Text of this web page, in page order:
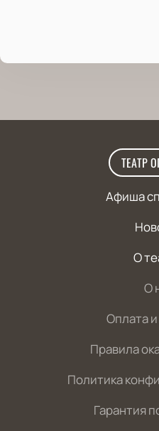
ТЕАТР
Афиша
О
О
Оплата
Правила
Политика
Гарантия